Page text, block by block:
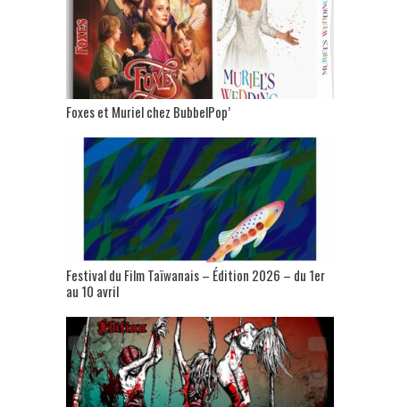
Foxes et Muriel chez BubbelPop’
Festival du Film Taïwanais – Édition 2026 – du 1er
au 10 avril